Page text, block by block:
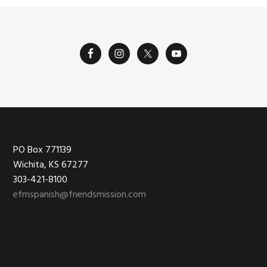
pueden
en
la
página
de
Footer
PO Box 771139
Wichita, KS 67277
303-421-8100
efmspanish@friendsmission.com